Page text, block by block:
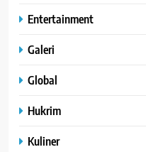
Entertainment
Galeri
Global
Hukrim
Kuliner